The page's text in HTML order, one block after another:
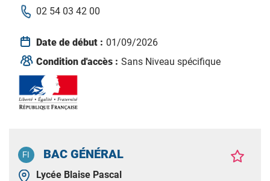
02 54 03 42 00
Date de début : 01/09/2026
Condition d'accès : Sans Niveau spécifique
BAC GÉNÉRAL
Lycée Blaise Pascal